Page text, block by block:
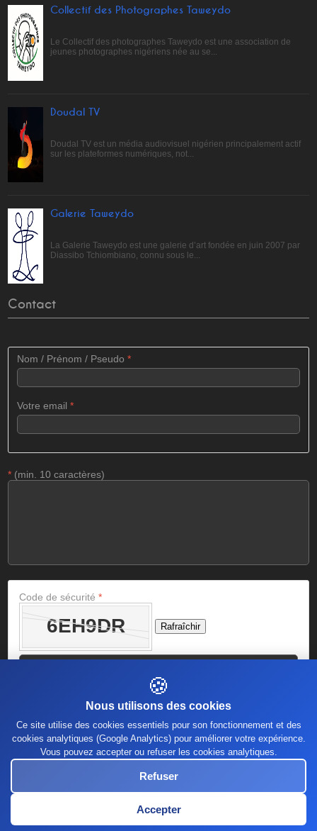
🍪
Nous utilisons des cookies
Ce site utilise des cookies essentiels pour son fonctionnement et des
cookies analytiques (Google Analytics) pour améliorer votre expérience.
Vous pouvez accepter ou refuser les cookies analytiques.
Refuser
Accepter
Collectif des Photographes Taweydo
Le Collectif des photographes Taweydo est une association de
jeunes photographes nigériens née au se...
Doudal TV
Doudal TV est un média audiovisuel nigérien principalement actif
sur les plateformes numériques, not...
Galerie Taweydo
La Galerie Taweydo est une galerie d’art fondée en juin 2007 par
Diassibo Tchiombiano, connu sous le...
Contact
Nom / Prénom / Pseudo*
Votre email*
* (min. 10 caractères)
Code de sécurité*
Rafraîchir
Copyright © 2026 - All Rights Reserved -Fofo Mag – Culture nigérienne,
musique, artistes, patrimoine & actualités culturelles
Template & Web design by